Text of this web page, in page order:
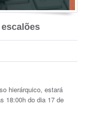
escalões
hierárquico, estará
18:00h do dia 17 de